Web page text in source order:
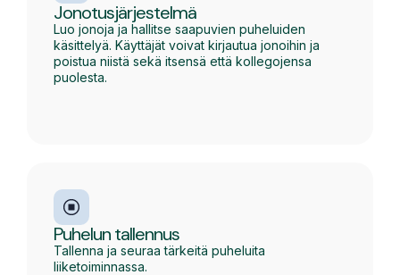
Jonotusjärjestelmä
Luo jonoja ja hallitse saapuvien puheluiden
käsittelyä. Käyttäjät voivat kirjautua jonoihin ja
poistua niistä sekä itsensä että kollegojensa
puolesta.
Puhelun tallennus
Tallenna ja seuraa tärkeitä puheluita
liiketoiminnassa.